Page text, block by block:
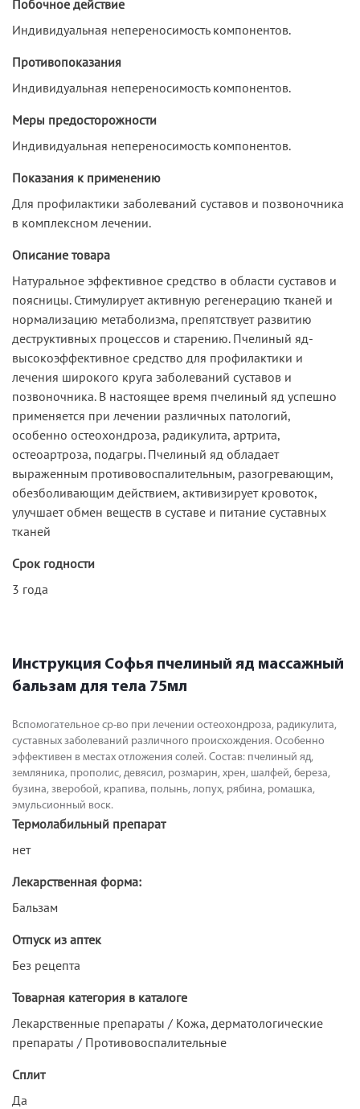
Побочное действие
Индивидуальная непереносимость компонентов.
Противопоказания
Индивидуальная непереносимость компонентов.
Меры предосторожности
Индивидуальная непереносимость компонентов.
Показания к применению
Для профилактики заболеваний суставов и позвоночника
в комплексном лечении.
Описание товара
Натуральное эффективное средство в области суставов и
поясницы. Стимулирует активную регенерацию тканей и
нормализацию метаболизма, препятствует развитию
деструктивных процессов и старению. Пчелиный яд-
высокоэффективное средство для профилактики и
лечения широкого круга заболеваний суставов и
позвоночника. В настоящее время пчелиный яд успешно
применяется при лечении различных патологий,
особенно остеохондроза, радикулита, артрита,
остеоартроза, подагры. Пчелиный яд обладает
выраженным противовоспалительным, разогревающим,
обезболивающим действием, активизирует кровоток,
улучшает обмен веществ в суставе и питание суставных
тканей
Срок годности
3 года
Инструкция Софья пчелиный яд массажный
бальзам для тела 75мл
Вспомогательное ср-во при лечении остеохондроза, радикулита,
суставных заболеваний различного происхождения. Особенно
эффективен в местах отложения солей. Состав: пчелиный яд,
земляника, прополис, девясил, розмарин, хрен, шалфей, береза,
бузина, зверобой, крапива, полынь, лопух, рябина, ромашка,
эмульсионный воск.
Термолабильный препарат
нет
Лекарственная форма:
Бальзам
Отпуск из аптек
Без рецепта
Товарная категория в каталоге
Лекарственные препараты / Кожа, дерматологические
препараты / Противовоспалительные
Сплит
Да